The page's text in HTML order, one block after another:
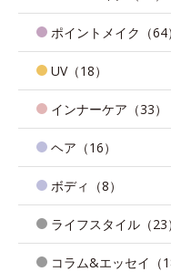
ポイントメイク（64）
UV（18）
インナーケア（33）
ヘア（16）
ボディ（8）
ライフスタイル（23）
コラム&エッセイ（